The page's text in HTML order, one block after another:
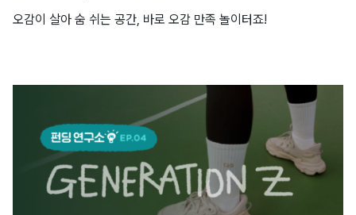
오감이 살아 숨 쉬는 공간, 바로 오감 만족 놀이터죠!